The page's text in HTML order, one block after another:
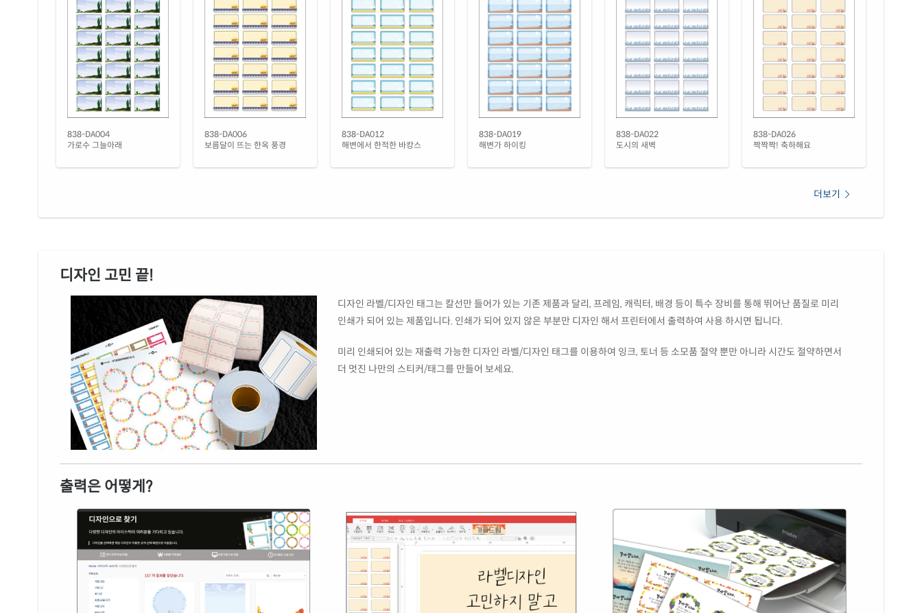
흰색 무광 방수 레이저
CL838MP-DX043레이저 전용
투명(25μm) 방수 레이저
CL838TT-DX043레이저 전용
재질 설명
투명(50μm) 방수 레이저
CL838LT-DX043
838-DA004
가로수 그늘아래
838-DA006
보름달이 뜨는 한옥 풍경
838-DA012
해변에서 한적한 바캉스
838-DA019
해변가 하이킹
838-DA022
도시의 새벽
838-DA026
짝짝짝! 축하해요
더보기
디자인 고민 끝!
디자인 라벨/디자인 태그는 칼선만 들어가 있는 기존 제품과 달리, 프레임, 캐릭터, 배경 등이 특수 장비를 통해 뛰어난 품질로 미리
인쇄가 되어 있는 제품입니다. 인쇄가 되어 있지 않은 부분만 디자인 해서 프린터에서 출력하여 사용 하시면 됩니다.
미리 인쇄되어 있는 재출력 가능한 디자인 라벨/디자인 태그를 이용하여 잉크, 토너 등 소모품 절약 뿐만 아니라 시간도 절약하면서
더 멋진 나만의 스티커/태그를 만들어 보세요.
출력은 어떻게?